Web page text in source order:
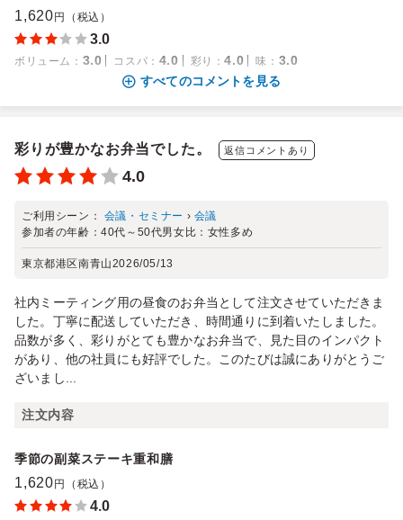
1,620 円（税込）
3.0
ボリューム ： 3.0 コスパ ： 4.0 彩り ：4.0 味 ： 3.0
すべてのコメントを見る
彩りが豊かなお弁当でした。 返信コメントあり
4.0
ご利用シーン： 会議・セミナー › 会議
参加者の年齢：40代～50代男女比： 女性多め
東京都港区南青山2026/05/13
社内ミーティング用の昼食のお弁当として注文させていただきま
した。丁寧に配送していただき、時間通りに到着いたしました。
品数が多く、彩りがとても豊かなお弁当で、見た目のインパクト
があり、他の社員にも好評でした。このたびは誠にありがとうご
ざいまし...
注文内容
季節の副菜ステーキ重和膳
1,620 円（税込）
4.0